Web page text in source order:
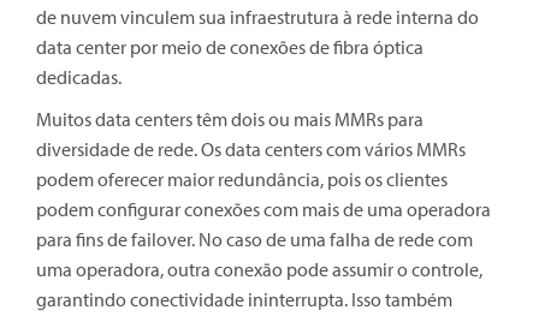
de nuvem vinculem sua infraestrutura à rede interna do
data center por meio de conexões de fibra óptica
dedicadas.
Muitos data centers têm dois ou mais MMRs para
diversidade de rede. Os data centers com vários MMRs
podem oferecer maior redundância, pois os clientes
podem configurar conexões com mais de uma operadora
para fins de failover. No caso de uma falha de rede com
uma operadora, outra conexão pode assumir o controle,
garantindo conectividade ininterrupta. Isso também